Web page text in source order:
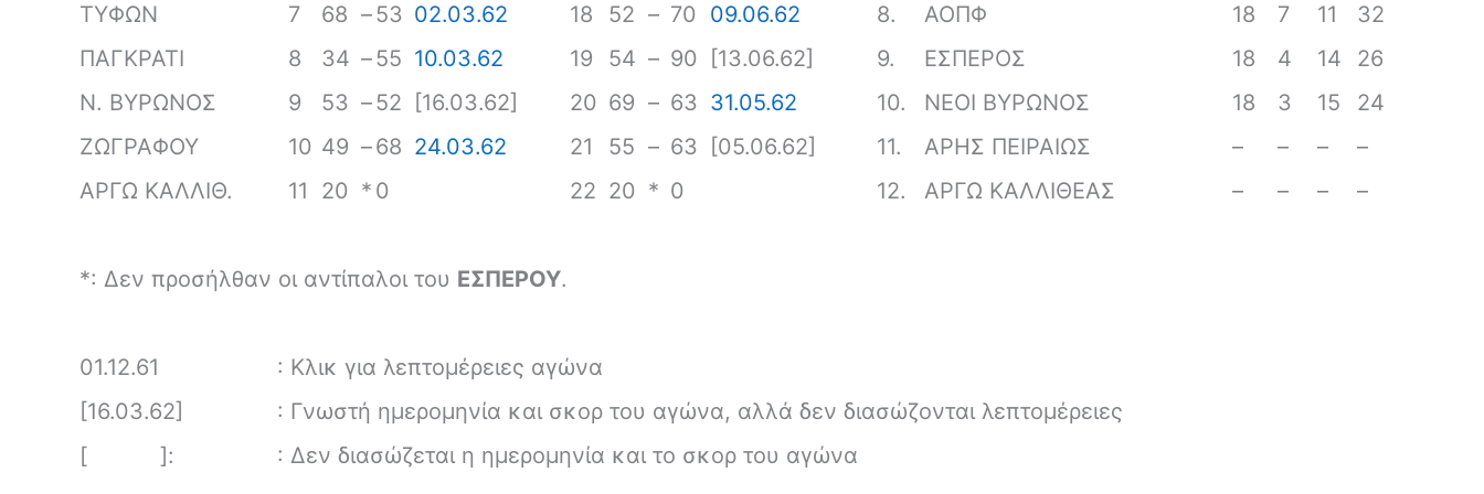
ΤΥΦΩΝ
7 68 –53 02.03.62 18 52 – 70 09.06.62 8. ΑΟΠΦ 18 7 11
32
ΠΑΓΚΡΑΤΙ
8 34 –55 10.03.62 19 54 – 90 [13.06.62] 9. ΕΣΠΕΡΟΣ 18 4 14
26
Ν. ΒΥΡΩΝΟΣ
9 53 –52 [16.03.62] 20 69 – 63 31.05.62 10. ΝΕΟΙ ΒΥΡΩΝΟΣ 18 3 15
24
ΖΩΓΡΑΦΟΥ
10 49 –68 24.03.62 21 55 – 63 [05.06.62] 11. ΑΡΗΣ ΠΕΙΡΑΙΩΣ – – –
–
ΑΡΓΩ ΚΑΛΛΙΘ.
11 20 * 0 22 20 * 0 12. ΑΡΓΩ ΚΑΛΛΙΘΕΑΣ – – – –
*: Δεν προσήλθαν οι αντίπαλοι του ΕΣΠΕΡΟΥ.
01.12.61
: Κλικ για λεπτομέρειες αγώνα
[16.03.62]
: Γνωστή ημερομηνία και σκορ του αγώνα, αλλά δεν διασώζονται λεπτομέρειες
[ ]:
: Δεν διασώζεται η ημερομηνία και το σκορ του αγώνα